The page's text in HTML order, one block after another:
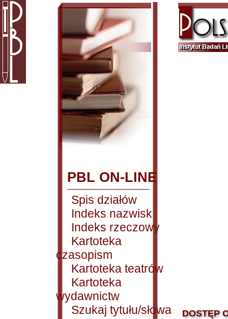
PBL ON-LINE
Spis działów
Indeks nazwisk
Indeks rzeczowy
Kartoteka
czasopism
Kartoteka teatrów
Kartoteka
wydawnictw
Szukaj tytułu/słowa
DOSTĘP